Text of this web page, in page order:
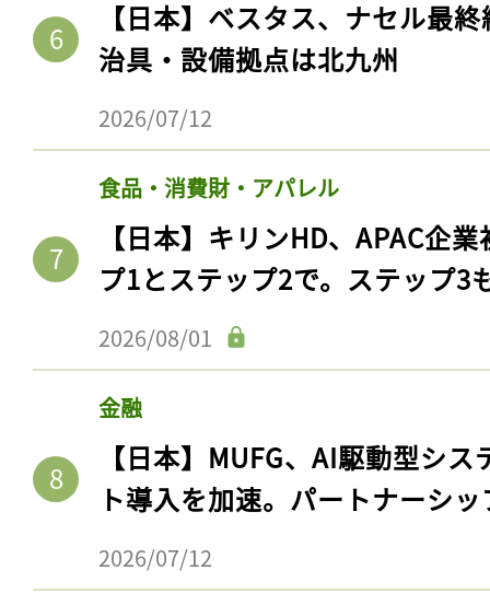
【日本】ベスタス、ナセル最
治具・設備拠点は北九州
2026/07/12
食品・消費財・アパレル
【日本】キリンHD、APAC企
プ1とステップ2で。ステップ3
2026/08/01
金融
【日本】MUFG、AI駆動型シ
ト導入を加速。パートナーシ
2026/07/12